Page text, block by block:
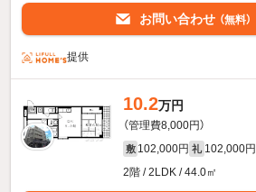
お問い合わせ （無料）
提供
10.2万円
（管理費8,000円）
敷 102,000円 礼 102,000円
2階 / 2LDK / 44.0㎡